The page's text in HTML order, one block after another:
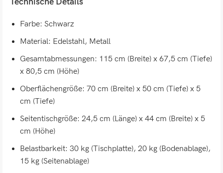
Farbe: Schwarz
Material: Edelstahl, Metall
Gesamtabmessungen: 115 cm (Breite) x 67,5 cm (Tiefe)
x 80,5 cm (Höhe)
Oberflächengröße: 70 cm (Breite) x 50 cm (Tiefe) x 5
cm (Tiefe)
Seitentischgröße: 24,5 cm (Länge) x 44 cm (Breite) x 5
cm (Höhe)
Belastbarkeit: 30 kg (Tischplatte), 20 kg (Bodenablage),
15 kg (Seitenablage)